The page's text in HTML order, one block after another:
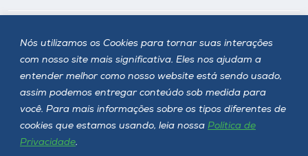
Nós utilizamos os Cookies para tornar suas interações
com nosso site mais significativa. Eles nos ajudam a
entender melhor como nosso website está sendo usado,
assim podemos entregar conteúdo sob medida para
você. Para mais informações sobre os tipos diferentes de
cookies que estamos usando, leia nossa Política de
Privacidade.
Siga a Unoesc